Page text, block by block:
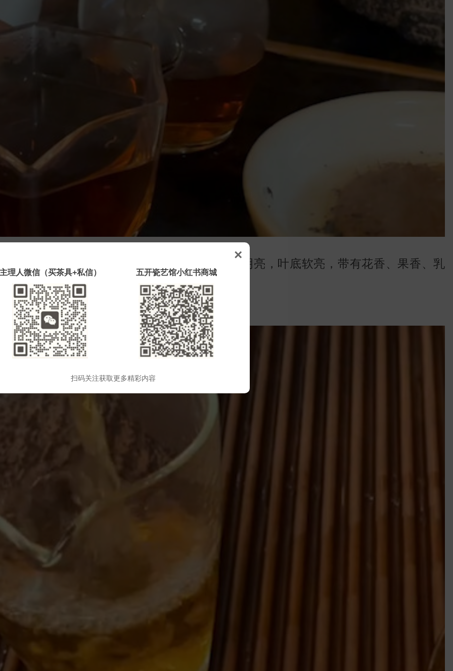
×
理人微信（买茶具+私信） 五开瓷艺馆小红书商城
扫码关注获取更多精彩内容
色泽铁青带褐油润的特点，冲泡后汤色清澈明亮，叶底软亮，带有花香、果香、乳